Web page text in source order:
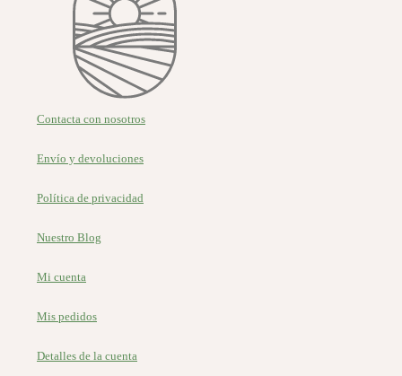
Contacta con nosotros
Envío y devoluciones
Política de privacidad
Nuestro Blog
Mi cuenta
Mis pedidos
Detalles de la cuenta